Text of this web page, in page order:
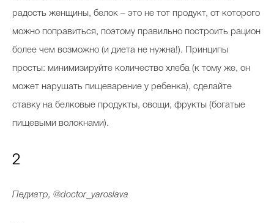
радость женщины, белок – это не тот продукт, от которого
можно поправиться, поэтому правильно построить рацион
более чем возможно (и диета не нужна!). Принципы
просты: минимизируйте количество хлеба (к тому же, он
может нарушать пищеварение у ребенка), сделайте
ставку на белковые продукты, овощи, фрукты (богатые
пищевыми волокнами).
2
Педиатр, @doctor_yaroslava